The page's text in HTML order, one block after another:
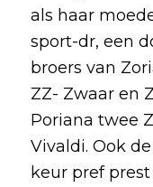
als haar
sport-dr, een
broers van
ZZ- Zwaar en
Poriana twee
Vivaldi. Ook
keur pref